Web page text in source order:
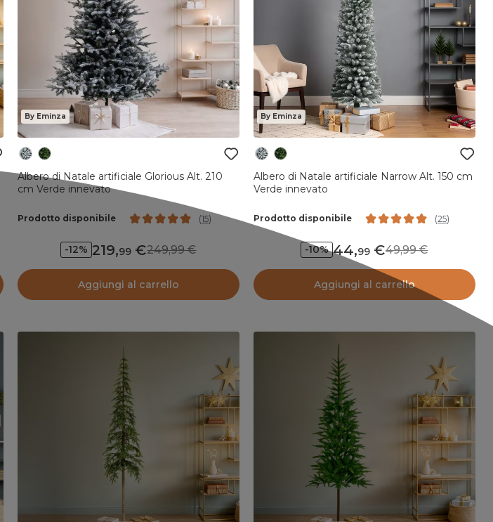
By Eminza
Albero di Natale artificiale Glorious Alt. 210
cm Verde innevato
Prodotto disponibile (15)
-12% 219,99 249,99
Aggiungi al carrello
By Eminza
Albero di Natale artificiale Narrow Alt. 150 cm
Verde innevato
Prodotto disponibile (25)
-10% 44,99 49,99
Aggiungi al carrello